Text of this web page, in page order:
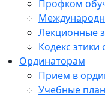
Профком
Лекционные
Кодекс этики
Ординаторам
Прием в
Учебные